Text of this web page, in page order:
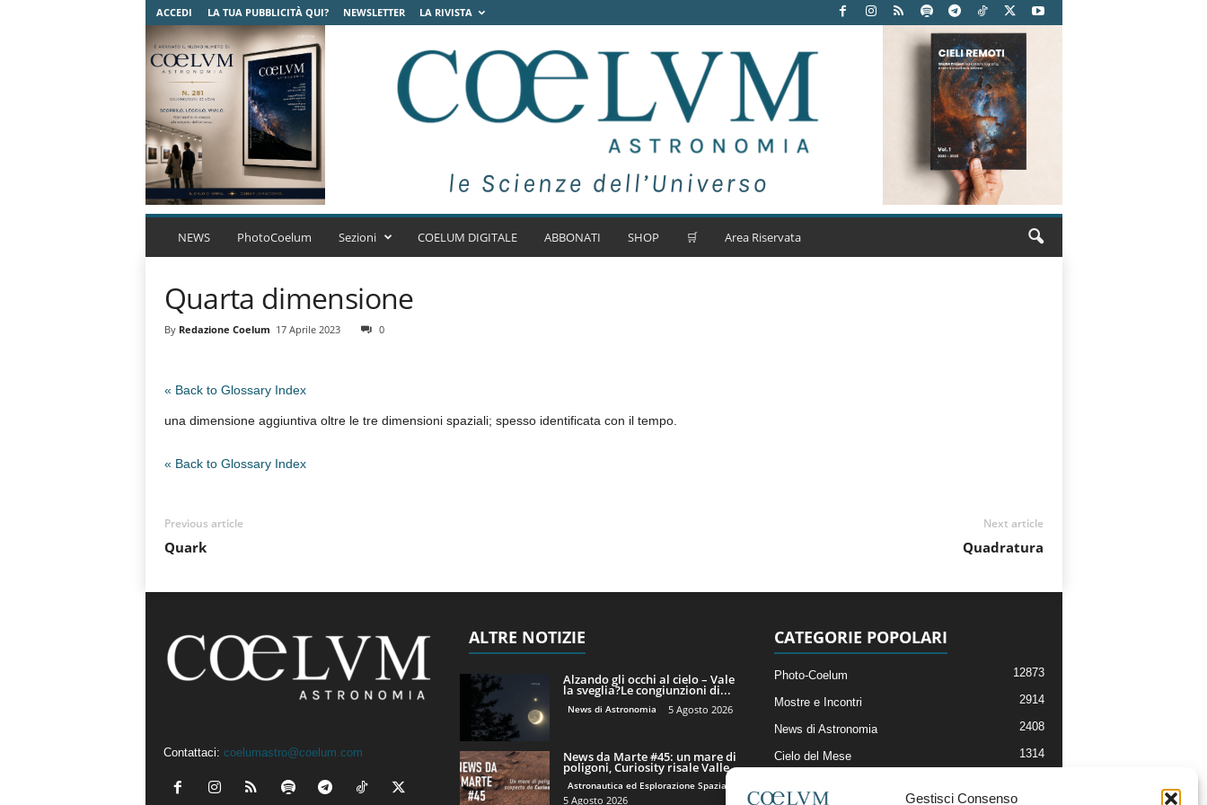
Gestisci Consenso
ACCEDI LA TUA PUBBLICITÀ QUI? NEWSLETTER LA RIVISTA
C
m
A
n
NEWS PhotoCoelum Sezioni COELUM DIGITALE ABBONATI SHOP 🛒 Area Riservata
Quarta dimensione
By Redazione Coelum 17 Aprile 2023 0
« Back to Glossary Index
una dimensione aggiuntiva oltre le tre dimensioni spaziali; spesso identificata con il tempo.
« Back to Glossary Index
Previous article
Quark
Next article
Quadratura
Contattaci: coelumastro@coelum.com
ALTRE NOTIZIE
Alzando gli occhi al cielo – Vale
la sveglia?Le congiunzioni di...
News di Astronomia 5 Agosto 2026
News da Marte #45: un mare di
poligoni, Curiosity risale Valle...
Astronautica ed Esplorazione Spaziale
5 Agosto 2026
CATEGORIE POPOLARI
Photo-Coelum 12873
Mostre e Incontri 2914
News di Astronomia 2408
Cielo del Mese 1314